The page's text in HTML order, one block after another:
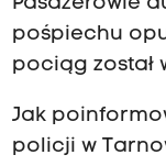
pośpiechu
pociąg został
Jak
policji w